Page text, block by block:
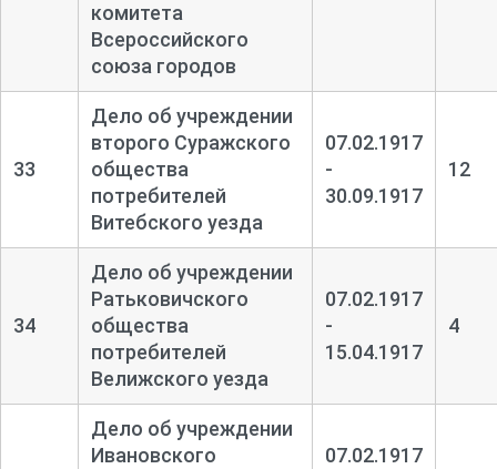
комитета
Всероссийского
союза городов
33
Дело об учреждении
второго Суражского
общества
потребителей
Витебского уезда
07.02.1917
-
30.09.1917
12
34
Дело об учреждении
Ратьковичского
общества
потребителей
Велижского уезда
07.02.1917
-
15.04.1917
4
Дело об учреждении
Ивановского
07.02.1917